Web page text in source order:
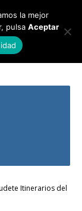
Itinerarios del
la mejor
pulsa Aceptar